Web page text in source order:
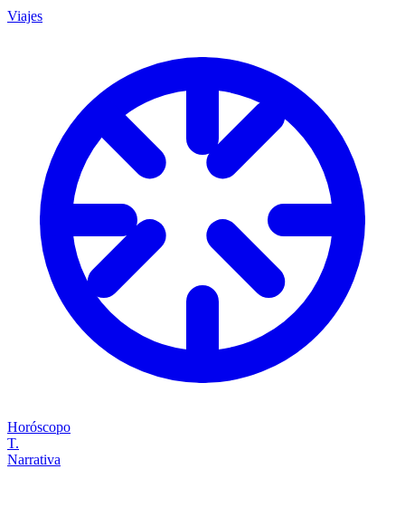
Viajes
Horóscopo
T.
Narrativa